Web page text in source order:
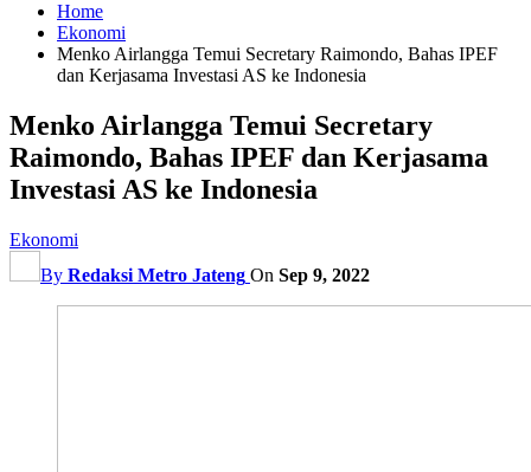
Home
Ekonomi
Menko Airlangga Temui Secretary Raimondo, Bahas IPEF
dan Kerjasama Investasi AS ke Indonesia
Menko Airlangga Temui Secretary
Raimondo, Bahas IPEF dan Kerjasama
Investasi AS ke Indonesia
Ekonomi
By Redaksi Metro Jateng On Sep 9, 2022